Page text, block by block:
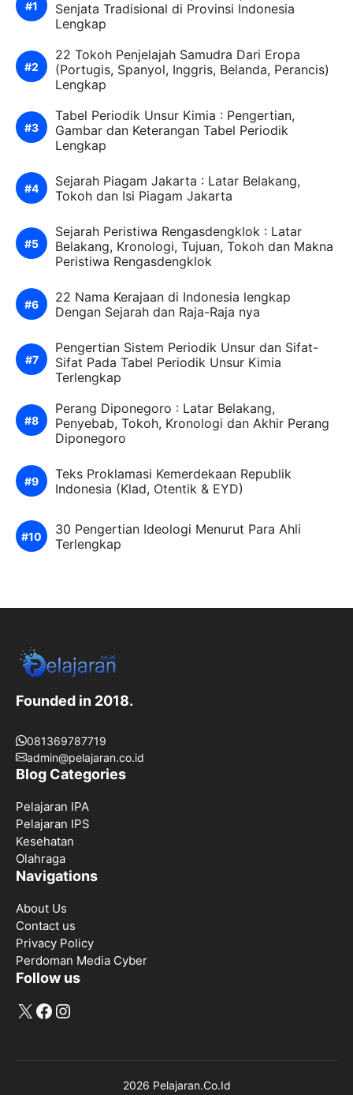
Senjata Tradisional di Provinsi Indonesia
Lengkap
22 Tokoh Penjelajah Samudra Dari Eropa
(Portugis, Spanyol, Inggris, Belanda, Perancis)
Lengkap
Tabel Periodik Unsur Kimia : Pengertian,
Gambar dan Keterangan Tabel Periodik
Lengkap
Sejarah Piagam Jakarta : Latar Belakang,
Tokoh dan Isi Piagam Jakarta
Sejarah Peristiwa Rengasdengklok : Latar
Belakang, Kronologi, Tujuan, Tokoh dan Makna
Peristiwa Rengasdengklok
22 Nama Kerajaan di Indonesia lengkap
Dengan Sejarah dan Raja-Raja nya
Pengertian Sistem Periodik Unsur dan Sifat-
Sifat Pada Tabel Periodik Unsur Kimia
Terlengkap
Perang Diponegoro : Latar Belakang,
Penyebab, Tokoh, Kronologi dan Akhir Perang
Diponegoro
Teks Proklamasi Kemerdekaan Republik
Indonesia (Klad, Otentik & EYD)
30 Pengertian Ideologi Menurut Para Ahli
Terlengkap
Founded in 2018.
081369787719
admin@pelajaran.co.id
Blog Categories
Pelajaran IPA
Pelajaran IPS
Kesehatan
Olahraga
Navigations
About Us
Contact us
Privacy Policy
Perdoman Media Cyber
Follow us
X Facebook
Instagram
2026 Pelajaran.Co.Id